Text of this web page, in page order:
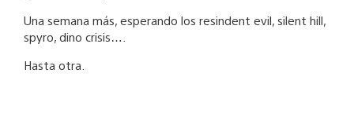
Una semana más, esperando los resindent evil, silent hill,
spyro, dino crisis….
Hasta otra.